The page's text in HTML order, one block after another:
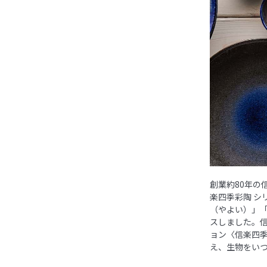
創業約80年の
楽四季彩陶 シ
（やよい）
スしました。
ョン〈信楽四
え、生物をい